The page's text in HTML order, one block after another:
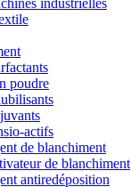
industrielles
poudre
actifs
de blanchiment
de blanchiment
antiredéposition